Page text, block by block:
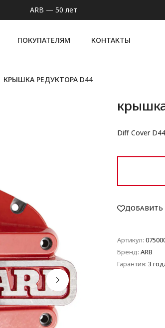
ARB — 50 лет
ПОКУПАТЕЛЯМ КОНТАКТЫ
КРЫШКА РЕДУКТОРА D44
Diff Cover D44
ДОБАВИТЬ
Артикул:
Бренд: ARB
Гарантия: 3